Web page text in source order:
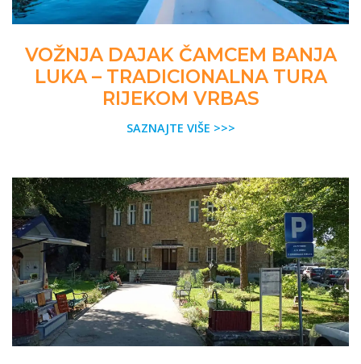
VOŽNJA DAJAK ČAMCEM BANJA
LUKA – TRADICIONALNA TURA
RIJEKOM VRBAS
SAZNAJTE VIŠE >>>